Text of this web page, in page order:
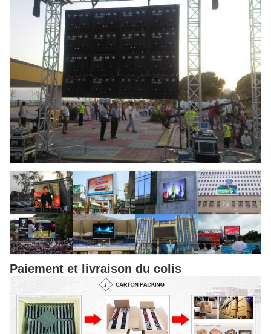
Paiement et livraison du colis